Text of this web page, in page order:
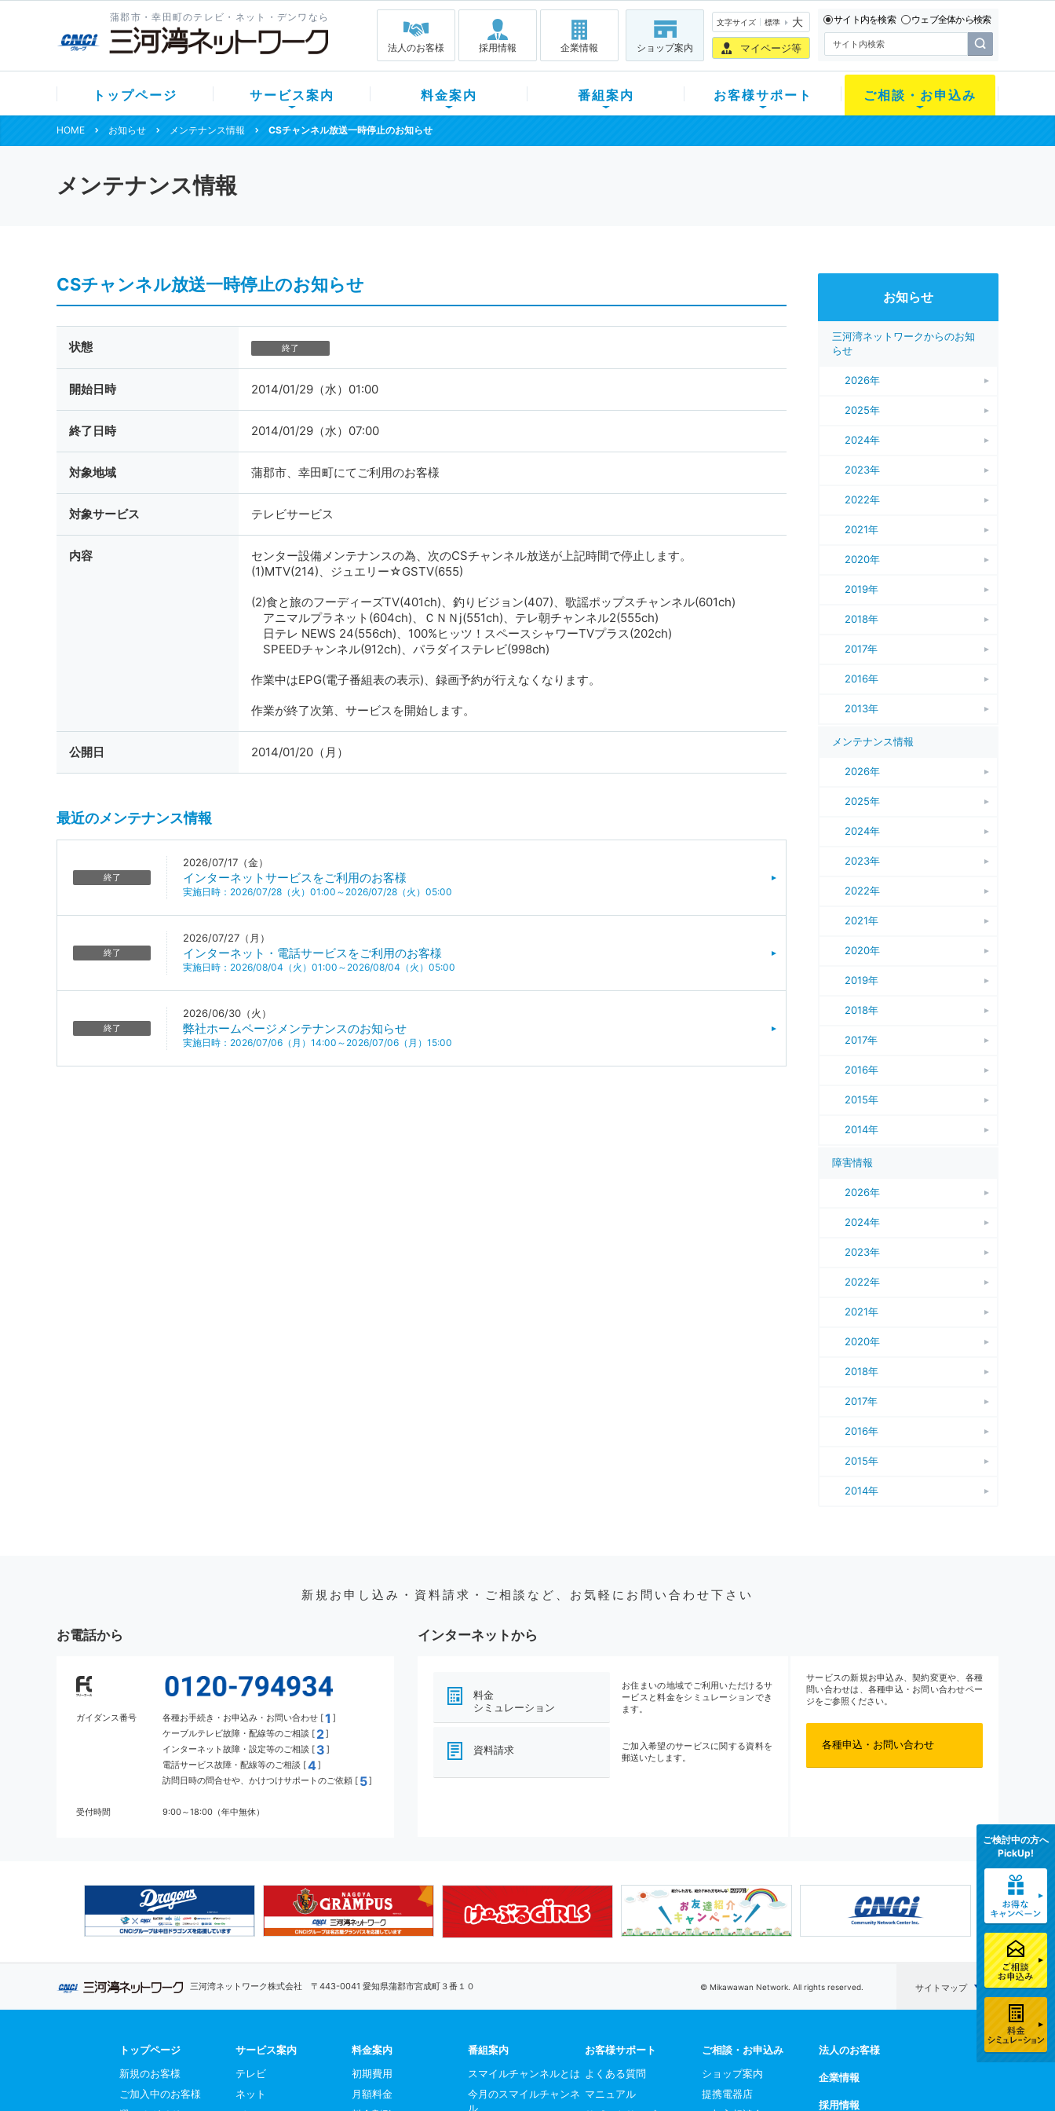
蒲郡市・幸田町のテレビ・ネット・デンワなら
法人のお客様 採用情報 企業情報 ショップ案内
文字サイズ 標準 大
マイページ等
サイト内を検索 ウェブ全体から検索
トップページ サービス案内 料金案内 番組案内 お客様サポート ご相談・お申込み
HOME お知らせ メンテナンス情報 CSチャンネル放送一時停止のお知らせ
メンテナンス情報
CSチャンネル放送一時停止のお知らせ
状態 終了
開始日時 2014/01/29（水）01:00
終了日時 2014/01/29（水）07:00
対象地域 蒲郡市、幸田町にてご利用のお客様
対象サービス テレビサービス
内容
センター設備メンテナンスの為、次のCSチャンネル放送が上記時間で停止します。
(1)MTV(214)、ジュエリー☆GSTV(655)
(2)食と旅のフーディーズTV(401ch)、釣りビジョン(407)、歌謡ポップスチャンネル(601ch)
アニマルプラネット(604ch)、ＣＮＮj(551ch)、テレ朝チャンネル2(555ch)
日テレ NEWS 24(556ch)、100%ヒッツ！スペースシャワーTVプラス(202ch)
SPEEDチャンネル(912ch)、パラダイステレビ(998ch)
作業中はEPG(電子番組表の表示)、録画予約が行えなくなります。
作業が終了次第、サービスを開始します。
公開日 2014/01/20（月）
最近のメンテナンス情報
終了
2026/07/17（金）
インターネットサービスをご利用のお客様
実施日時：2026/07/28（火）01:00～2026/07/28（火）05:00
終了
2026/07/27（月）
インターネット・電話サービスをご利用のお客様
実施日時：2026/08/04（火）01:00～2026/08/04（火）05:00
終了
2026/06/30（火）
弊社ホームページメンテナンスのお知らせ
実施日時：2026/07/06（月）14:00～2026/07/06（月）15:00
お知らせ
三河湾ネットワークからのお知
らせ
2026年
2025年
2024年
2023年
2022年
2021年
2020年
2019年
2018年
2017年
2016年
2013年
メンテナンス情報
2026年
2025年
2024年
2023年
2022年
2021年
2020年
2019年
2018年
2017年
2016年
2015年
2014年
障害情報
2026年
2024年
2023年
2022年
2021年
2020年
2018年
2017年
2016年
2015年
2014年
新規お申し込み・資料請求・ご相談など、お気軽にお問い合わせ下さい
お電話から
ガイダンス番号 各種お手続き・お申込み・お問い合わせ [1 ]
ケーブルテレビ故障・配線等のご相談 [ 2]
インターネット故障・設定等のご相談 [ 3 ]
電話サービス故障・配線等のご相談 [4]
訪問日時の問合せや、かけつけサポートのご依頼 [ 5]
受付時間 9:00～18:00（年中無休）
インターネットから
料金
シミュレーション
お住まいの地域でご利用いただけるサ
ービスと料金をシミュレーションでき
ます。
資料請求
ご加入希望のサービスに関する資料を
郵送いたします。
サービスの新規お申込み、契約変更や、各種
問い合わせは、各種申込・お問い合わせペー
ジをご参照ください。
各種申込・お問い合わせ
三河湾ネットワーク株式会社 〒443-0041 愛知県蒲郡市宮成町３番１０ © Mikawawan Network. All rights reserved. サイトマップ
トップページ
新規のお客様
ご加入中のお客様
サービス案内
テレビ
ネット
料金案内
初期費用
月額料金
番組案内
スマイルチャンネルとは
今月のスマイルチャンネ
ル
お客様サポート
よくある質問
マニュアル
ご相談・お申込み
ショップ案内
提携電器店
法人のお客様
企業情報
採用情報
ご検討中の方へ
PickUp!